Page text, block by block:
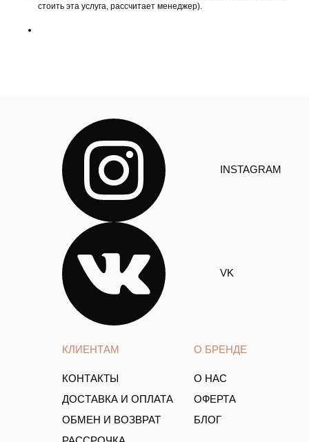
стоить эта услуга, рассчитает менеджер).
КЛИЕНТАМ
КОНТАКТЫ
ДОСТАВКА И ОПЛАТА
ОБМЕН И ВОЗВРАТ
О БРЕНДЕ
О НАС
ОФЕРТА
БЛОГ
INSTAGRAM
VK